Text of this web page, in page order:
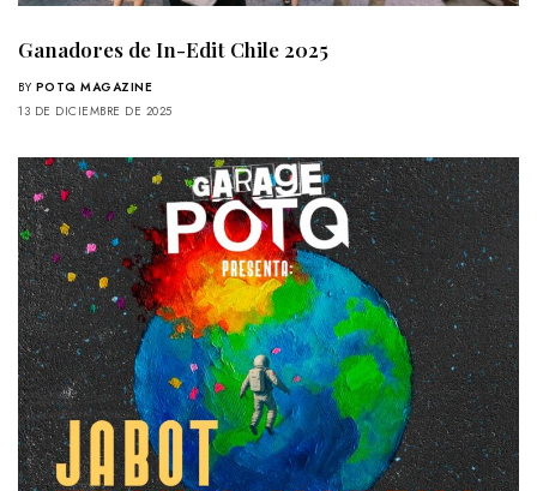
Ganadores de In-Edit Chile 2025
BY POTQ MAGAZINE
13 DE DICIEMBRE DE 2025